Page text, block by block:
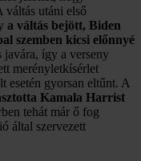
váltás utáni első
a váltás bejött, Biden
szemben kicsi előnnyé
javára, így a verseny
merényletkísérlet
esetén gyorsan eltűnt. A
Kamala Harrist
tehát már ő fog
által szervezett